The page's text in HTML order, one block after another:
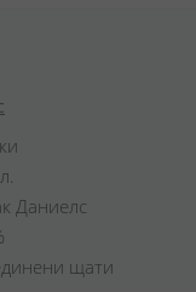
Даниелс
щати